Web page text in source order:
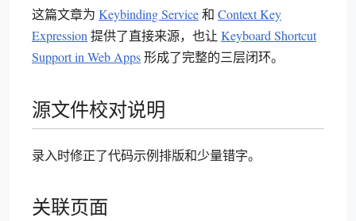
这篇文章为 Keybinding Service和 Context Key
Expression提供了直接来源，也让 Keyboard Shortcut
Support in Web Apps形成了完整的三层闭环。
源文件校对说明
录入时修正了代码示例排版和少量错字。
关联页面